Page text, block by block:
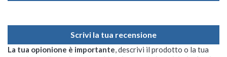
Scrivi la tua recensione
La tua opionione è importante, descrivi il prodotto o la tua